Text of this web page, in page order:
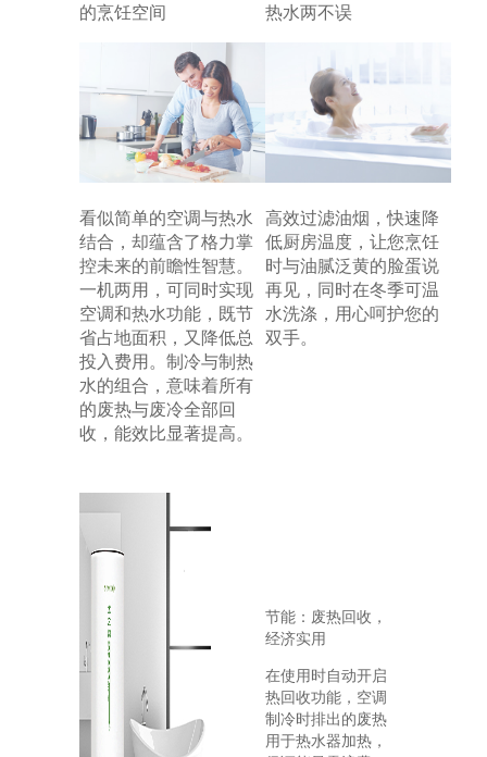
的烹饪空间
看似简单的空调与热水
结合，却蕴含了格力掌
控未来的前瞻性智慧。
一机两用，可同时实现
空调和热水功能，既节
省占地面积，又降低总
投入费用。制冷与制热
水的组合，意味着所有
的废热与废冷全部回
收，能效比显著提高。
热水两不误
高效过滤油烟，快速降
低厨房温度，让您烹饪
时与油腻泛黄的脸蛋说
再见，同时在冬季可温
水洗涤，用心呵护您的
双手。
节能：废热回收，
经济实用
在使用时自动开启
热回收功能，空调
制冷时排出的废热
用于热水器加热，